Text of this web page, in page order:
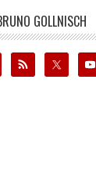
GOLLNISCH